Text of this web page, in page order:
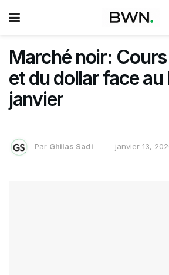
Marché noir: Cours
et du dollar face au
janvier
Par Ghilas Sadi janvier 13,